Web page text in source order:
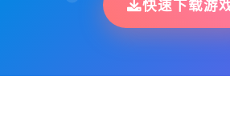
快速下载游